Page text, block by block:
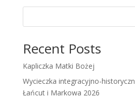
Recent Posts
Kapliczka Matki Bożej
Wycieczka integracyjno-
Łańcut i Markowa 2026